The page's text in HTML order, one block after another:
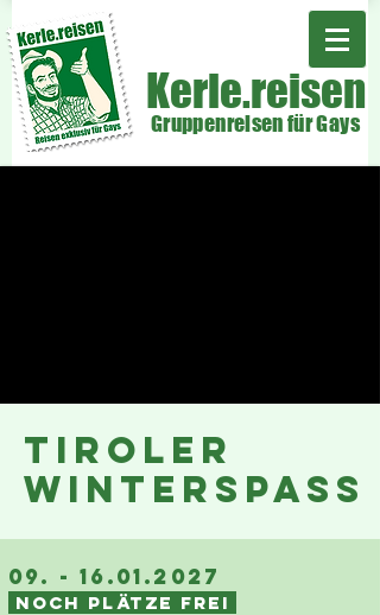
Kerle.reisen
Gruppenreisen für Gays
Tiroler
winterspass
09. - 16.01.2027
NOCH PLÄTZE FREI